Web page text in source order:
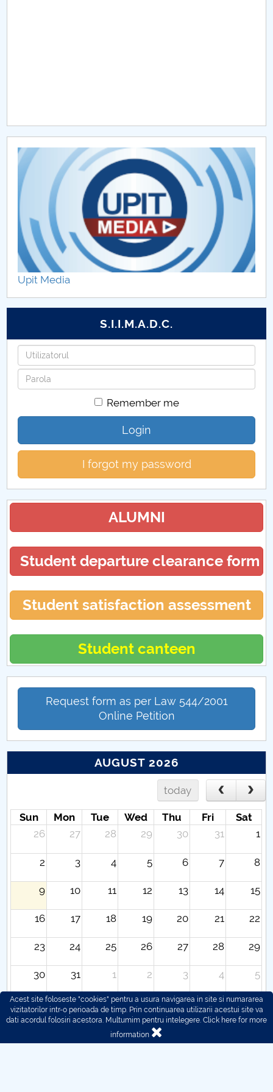
Chestionar angajabilitate ALUMNI – UPB
CAR2026
MENIU CANTINA
AI
EDUDATA
CARE+CONNECT
VR-INTENSE
THRIVING SCHOOLS
Proiecte de cercetare ştiinţifică
Proiecte internaţionale
Alte categorii de proiecte
PCUe - Punctul de Contact Unic electronic
Upit Media
S.I.I.M.A.D.C.
Username
Password
Remember me
Login
I forgot my password
ALUMNI
Student departure clearance form
Student satisfaction assessment
Student canteen
Request form as per Law 544/2001
Online Petition
AUGUST 2026
today
Sun Mon Tue Wed Thu Fri
Sat
26
27 28 29 30 31 1
2 3 4 5 6 7 8
9 10 11 12 13 14 15
16 17 18 19 20 21 22
23 24 25 26 27 28 29
30 31 1 2 3 4 5
Acest site foloseste "cookies" pentru a usura navigarea in site si numararea
vizitatorilor intr-o perioada de timp. Prin continuarea utilizarii acestui site va
dati acordul folosiri acestora. Multumim pentru intelegere. Click here for more
information